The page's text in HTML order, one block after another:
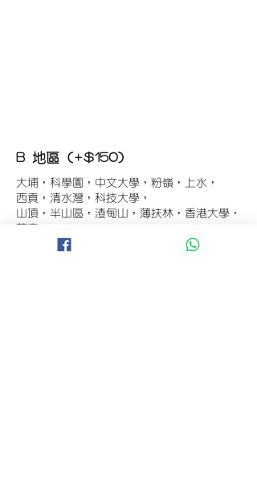
B 地區 (+$150)
大埔，科學園，中文大學，粉嶺，上水，
西貢，清水灣，科技大學，
山頂，半山區，渣甸山，薄扶林，香港大學，
香港仔，黃竹坑，鴨脷洲，淺水灣，深水灣，